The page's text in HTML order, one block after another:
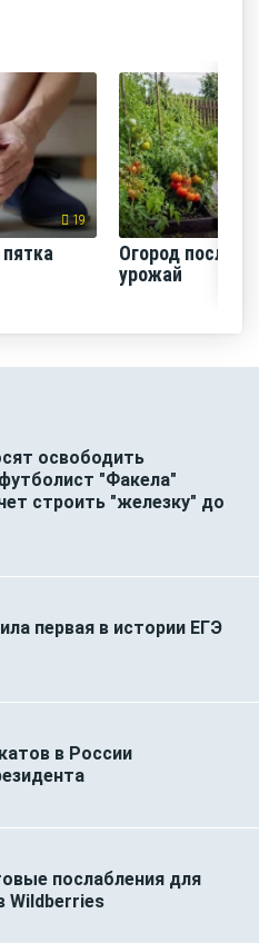
19
Огород после
урожай
освободить
"Факела"
строить "железку" до
первая в истории ЕГЭ
в России
послабления для
Wildberries